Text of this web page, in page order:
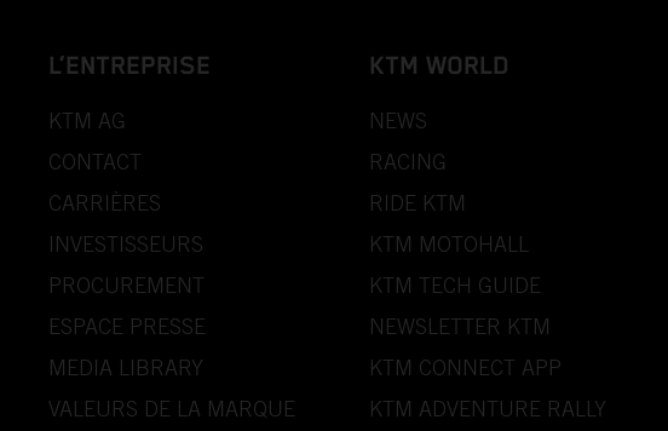
L’ENTREPRISE
KTM AG
CONTACT
CARRIÈRES
INVESTISSEURS
PROCUREMENT
ESPACE PRESSE
MEDIA LIBRARY
VALEURS DE LA MARQUE
KTM WORLD
NEWS
RACING
RIDE KTM
KTM MOTOHALL
KTM TECH GUIDE
NEWSLETTER KTM
KTM CONNECT APP
KTM ADVENTURE RALLY